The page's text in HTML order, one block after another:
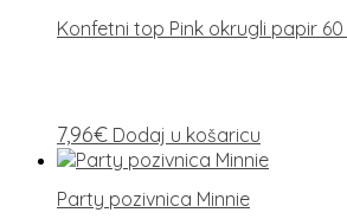
Konfetni top Pink okrugli papir
7,96€ Dodaj u košaricu
Party pozivnica Minnie